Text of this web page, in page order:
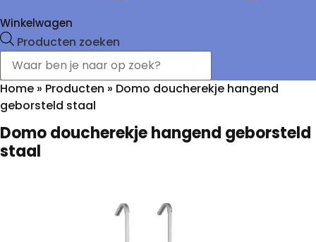
Winkelwagen
Producten zoeken
Home » Producten » Domo doucherekje hangend
geborsteld staal
Domo doucherekje hangend geborsteld
staal